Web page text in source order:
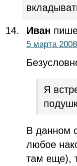
Иван
5 марта
Я
В данном
любое
там еще),